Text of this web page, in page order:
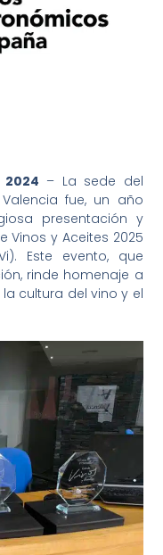
– La sede del
fue, un año
presentación y
y Aceites 2025
Este evento, que
rinde homenaje a
cultura del vino y el